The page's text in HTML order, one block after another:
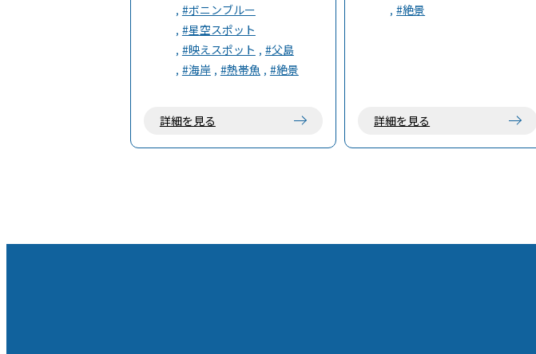
す。夜には天の川が綺麗に見られる
星空の名所でもあります。
#ボニンブルー
#星空スポット
#映えスポット
#父島
#海岸
#熱帯魚 #絶景
詳細を見る
けて深い青からスカイブルーに変化
#絶景
詳細を見る